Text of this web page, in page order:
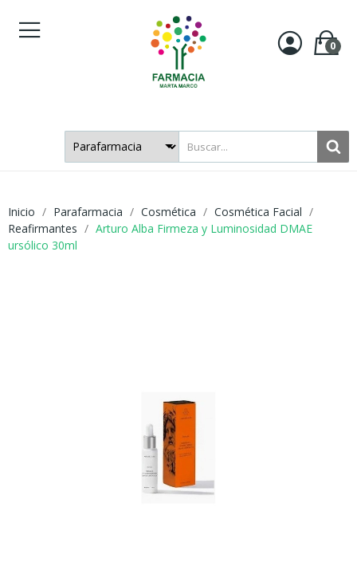
0
Inicio Parafarmacia Cosmética
Cosmética Facial
Reafirmantes
Arturo Alba Firmeza y Luminosidad DMAE
ursólico 30ml